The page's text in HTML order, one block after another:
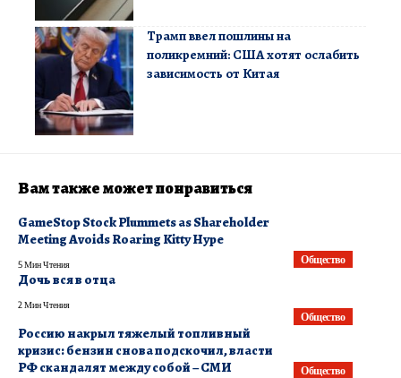
Трамп ввел пошлины на
поликремний: США хотят ослабить
зависимость от Китая
Вам также может понравиться
Общество
GameStop Stock Plummets as Shareholder
Meeting Avoids Roaring Kitty Hype
5 Мин Чтения
Общество
Дочь вся в отца
2 Мин Чтения
Общество
Россию накрыл тяжелый топливный
кризис: бензин снова подскочил, власти
РФ скандалят между собой – СМИ